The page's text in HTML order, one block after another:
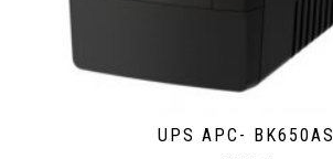
UPS APC- BK650AS